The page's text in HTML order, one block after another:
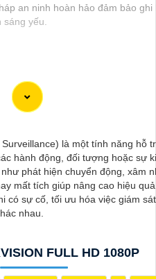
an ninh hoàn hảo đảm bảo ghi
yếu.
bản giới thiệu dành cho dự án
nghiệp:
quý vị dịch vụ lắp đặt camera
của quý vị.
vực lắp đặt camera an ninh, đội
mang đến cho quý vị những
kiệm chi phí.
là một trong những thương
cho dự án của quý vị.
đặt camera Hikvision giá rẻ và
là một tính năng hỗ
hành động, đối tượng hoặc sự
phát hiện chuyển động, xâm
mất tích giúp nâng cao hiệu
có sự cố, tối ưu hóa việc giám
nhau.
FULL HD 1080P